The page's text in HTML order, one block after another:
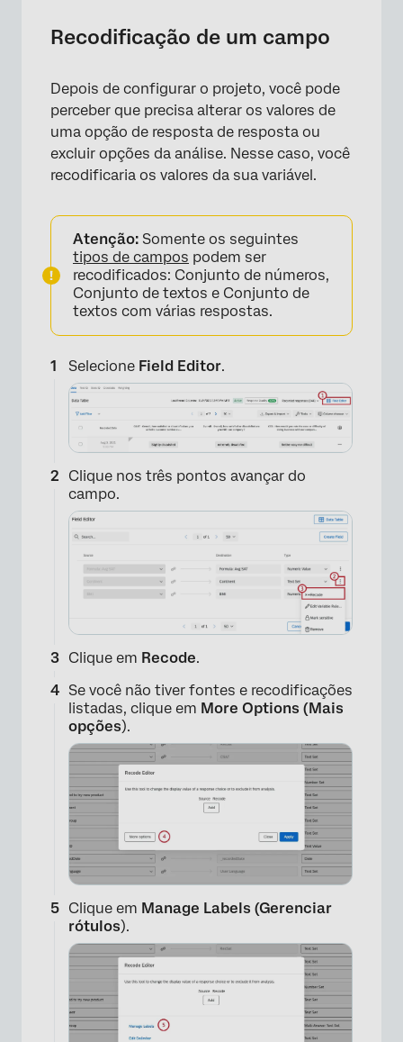
Recodificação de um campo
Depois de configurar o projeto, você pode
perceber que precisa alterar os valores de
uma opção de resposta de resposta ou
excluir opções da análise. Nesse caso, você
recodificaria os valores da sua variável.
Atenção: Somente os seguintes
tipos de campos podem ser
recodificados: Conjunto de números,
Conjunto de textos e Conjunto de
textos com várias respostas.
Selecione Field Editor.
Clique nos três pontos avançar do
campo.
Clique em Recode.
Se você não tiver fontes e recodificações
listadas, clique em More Options (Mais
opções).
Clique em Manage Labels (Gerenciar
rótulos).